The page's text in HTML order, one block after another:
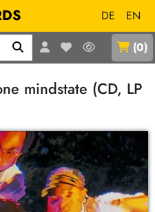
DE
EN
(0)
mindstate (CD, LP